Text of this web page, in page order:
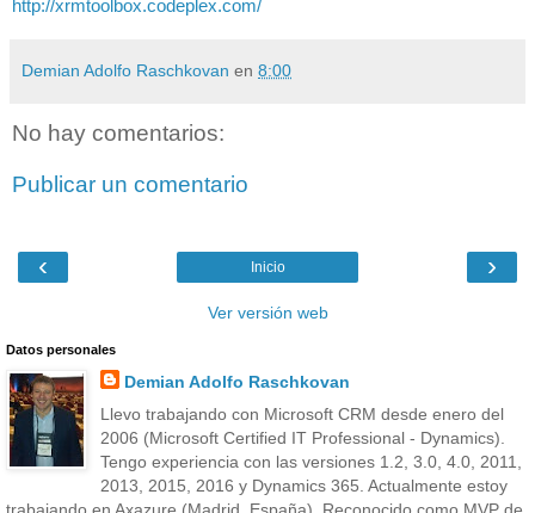
http://xrmtoolbox.codeplex.com/
Demian Adolfo Raschkovan en 8:00
No hay comentarios:
Publicar un comentario
‹ ›
Inicio
Ver versión web
Datos personales
Demian Adolfo Raschkovan
Llevo trabajando con Microsoft CRM desde enero del
2006 (Microsoft Certified IT Professional - Dynamics).
Tengo experiencia con las versiones 1.2, 3.0, 4.0, 2011,
2013, 2015, 2016 y Dynamics 365. Actualmente estoy